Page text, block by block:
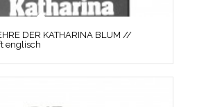
DER KATHARINA BLUM //
englisch